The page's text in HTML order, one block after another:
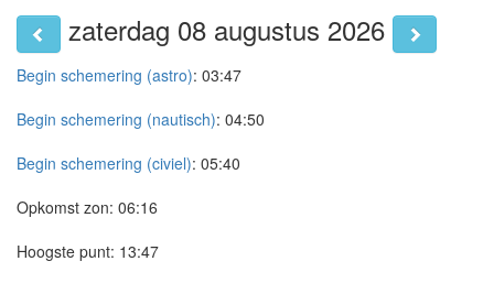
zaterdag 08 augustus 2026
Begin schemering (astro): 03:47
Begin schemering (nautisch): 04:50
Begin schemering (civiel): 05:40
Opkomst zon: 06:16
Hoogste punt: 13:47